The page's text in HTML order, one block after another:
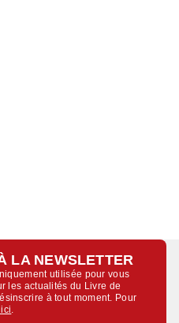
LA NEWSLETTER
utilisée pour vous
les actualités du Livre de
à tout moment. Pour